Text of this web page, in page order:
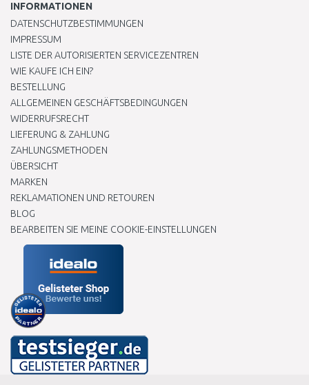
INFORMATIONEN
DATENSCHUTZBESTIMMUNGEN
IMPRESSUM
LISTE DER AUTORISIERTEN SERVICEZENTREN
WIE KAUFE ICH EIN?
BESTELLUNG
ALLGEMEINEN GESCHÄFTSBEDINGUNGEN
WIDERRUFSRECHT
LIEFERUNG & ZAHLUNG
ZAHLUNGSMETHODEN
ÜBERSICHT
MARKEN
REKLAMATIONEN UND RETOUREN
BLOG
BEARBEITEN SIE MEINE COOKIE-EINSTELLUNGEN